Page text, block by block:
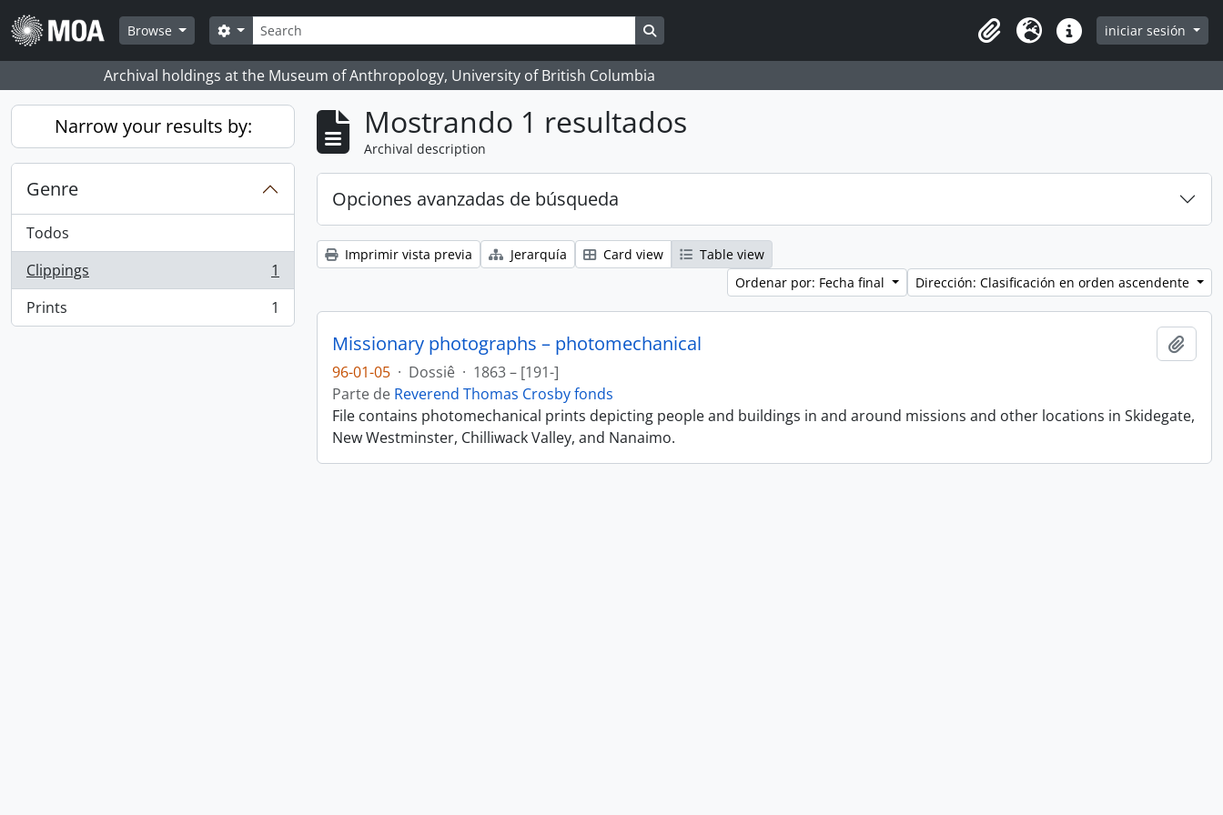
Skip to main content
Browse
Búsqueda
Search options Search in browse page
Clipboard
Idioma Enlaces rápidos
iniciar sesión
Archival holdings at the Museum of Anthropology, University of British Columbia
Narrow your results by:
Genre
Todos
Clippings
, 1 resultados
1
Prints
, 1 resultados 1
Mostrando 1 resultados
Archival description
Opciones avanzadas de búsqueda
Imprimir vista previa Jerarquía Card view
Table view
Ordenar por: Fecha final
Dirección: Clasificación en orden ascendente
Missionary photographs – photomechanical
96-01-05 · Dossiê · 1863 – [191-]
Parte de Reverend Thomas Crosby fonds
File contains photomechanical prints depicting people and buildings in and around missions and other locations in Skidegate,
New Westminster, Chilliwack Valley, and Nanaimo.